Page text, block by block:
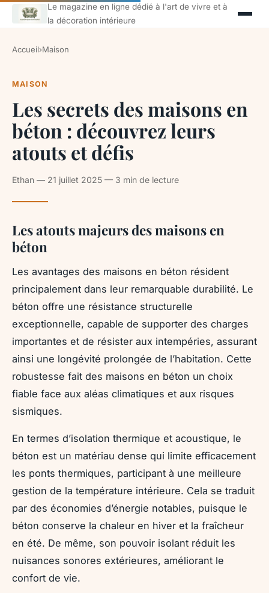
Le magazine en ligne dédié à l'art de vivre et à
la décoration intérieure
Accueil›Maison
MAISON
Les secrets des maisons en
béton : découvrez leurs
atouts et défis
Ethan — 21 juillet 2025 — 3 min de lecture
Les atouts majeurs des maisons en
béton
Les avantages des maisons en béton résident
principalement dans leur remarquable durabilité. Le
béton offre une résistance structurelle
exceptionnelle, capable de supporter des charges
importantes et de résister aux intempéries, assurant
ainsi une longévité prolongée de l’habitation. Cette
robustesse fait des maisons en béton un choix
fiable face aux aléas climatiques et aux risques
sismiques.
En termes d’isolation thermique et acoustique, le
béton est un matériau dense qui limite efficacement
les ponts thermiques, participant à une meilleure
gestion de la température intérieure. Cela se traduit
par des économies d’énergie notables, puisque le
béton conserve la chaleur en hiver et la fraîcheur
en été. De même, son pouvoir isolant réduit les
nuisances sonores extérieures, améliorant le
confort de vie.